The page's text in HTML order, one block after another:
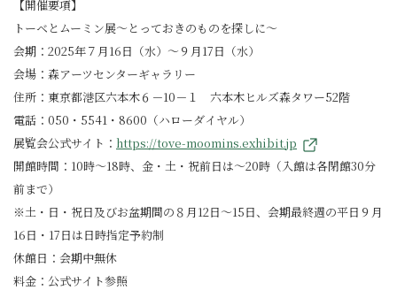
【開催要項】
トーベとムーミン展～とっておきのものを探しに～
会期：2025年７月16日（水）～９月17日（水）
会場：森アーツセンターギャラリー
住所：東京都港区六本木６－10－１ 六本木ヒルズ森タワー52階
電話：050・5541・8600（ハローダイヤル）
展覧会公式サイト： https://tove-moomins.exhibit.jp
開館時間：10時～18時、金・土・祝前日は～20時（入館は各閉館30分
前まで）
※土・日・祝日及びお盆期間の８月12日～15日、会期最終週の平日９月
16日・17日は日時指定予約制
休館日：会期中無休
料金：公式サイト参照